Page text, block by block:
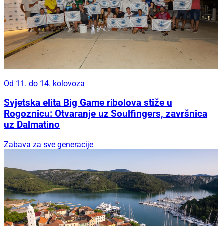
Od 11. do 14. kolovoza
Svjetska elita Big Game ribolova stiže u
Rogoznicu: Otvaranje uz Soulfingers, završnica
uz Dalmatino
Zabava za sve generacije